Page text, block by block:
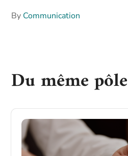
By Communication
Du même pôle